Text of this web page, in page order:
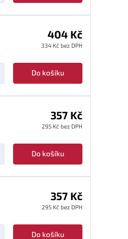
404 Kč
334 Kč bez DPH
Do košíku
357 Kč
295 Kč bez DPH
Do košíku
357 Kč
295 Kč bez DPH
Do košíku